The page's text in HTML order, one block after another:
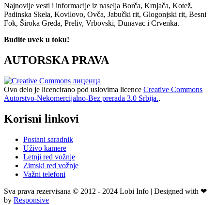
Najnovije vesti i informacije iz naselja Borča, Krnjača, Kotež,
Padinska Skela, Kovilovo, Ovča, Jabučki rit, Glogonjski rit, Besni
Fok, Široka Greda, Preliv, Vrbovski, Dunavac i Crvenka.
Budite uvek u toku!
AUTORSKA PRAVA
Ovo delo je licencirano pod uslovima licence Creative Commons
Autorstvo-Nekomercijalno-Bez prerada 3.0 Srbija..
Korisni linkovi
Postani saradnik
Uživo kamere
Letnji red vožnje
Zimski red vožnje
Važni telefoni
Sva prava rezervisana © 2012 - 2024 Lobi Info | Designed with ❤
by Responsive